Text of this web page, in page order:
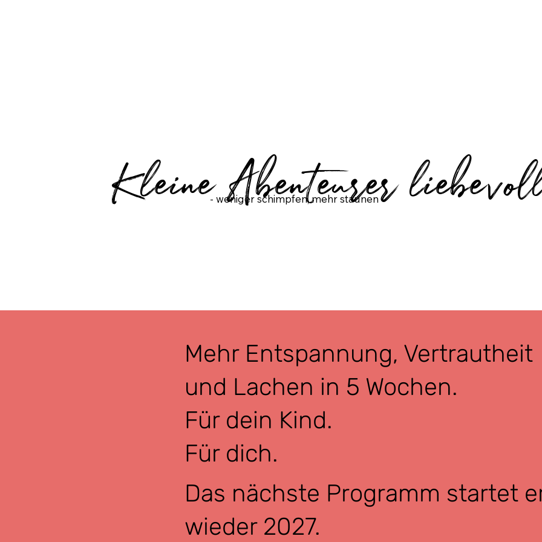
- weniger schimpfen, mehr staunen -
Kleine Abenteurer
Mehr Entspannung, Vertrautheit
und Lachen in 5 Wochen.
Für dein Kind.
Für dich.
Das nächste Programm startet
wieder 2027.